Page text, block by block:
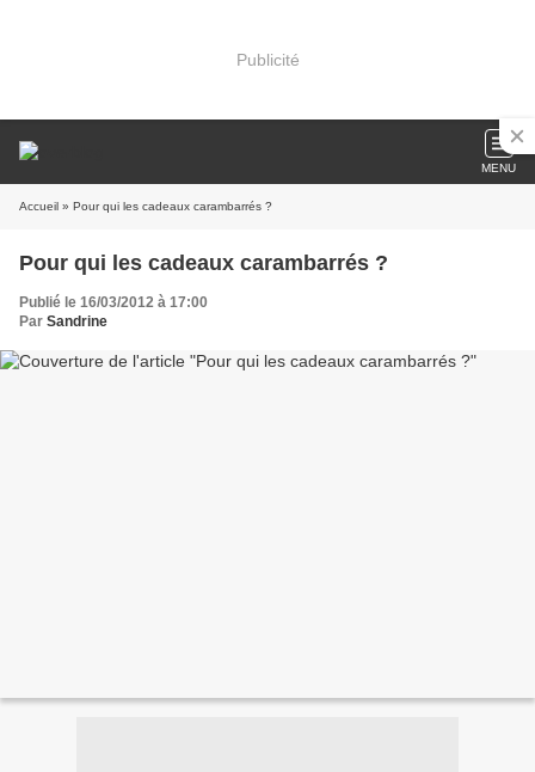
Publicité
MENU
Accueil » Pour qui les cadeaux carambarrés ?
Pour qui les cadeaux carambarrés ?
Publié le 16/03/2012 à 17:00
Par Sandrine